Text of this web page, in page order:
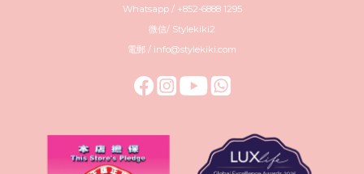
Whatsapp / +852-6888 1295
微信/ Stylekiki2
電郵 / info@stylekiki.com